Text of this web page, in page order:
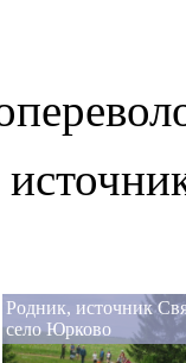
Родник, источник
село Юрково